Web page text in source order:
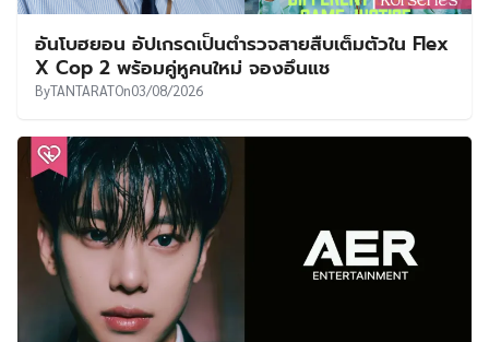
อันโบฮยอน อัปเกรดเป็นตำรวจสายสืบเต็มตัวใน Flex
X Cop 2 พร้อมคู่หูคนใหม่ จองอึนแช
ByTANTARATOn03/08/2026